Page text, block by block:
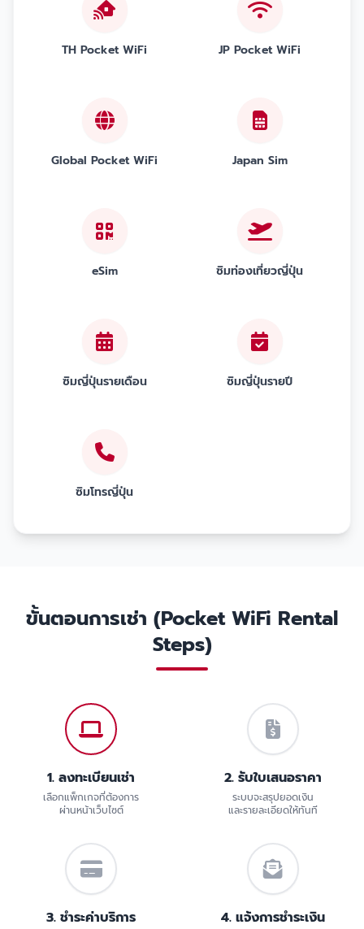
TH Pocket WiFi JP Pocket WiFi
Global Pocket WiFi Japan Sim
eSim ซิมท่องเที่ยวญี่ปุ่น
ซิมญี่ปุ่นรายเดือน ซิมญี่ปุ่นรายปี
ซิมโทรญี่ปุ่น
ขั้นตอนการเช่า (Pocket WiFi Rental
Steps)
1. ลงทะเบียนเช่า
เลือกแพ็กเกจที่ต้องการ
ผ่านหน้าเว็บไซต์
2. รับใบเสนอราคา
ระบบจะสรุปยอดเงิน
และรายละเอียดให้ทันที
3. ชำระค่าบริการ 4. แจ้งการชำระเงิน